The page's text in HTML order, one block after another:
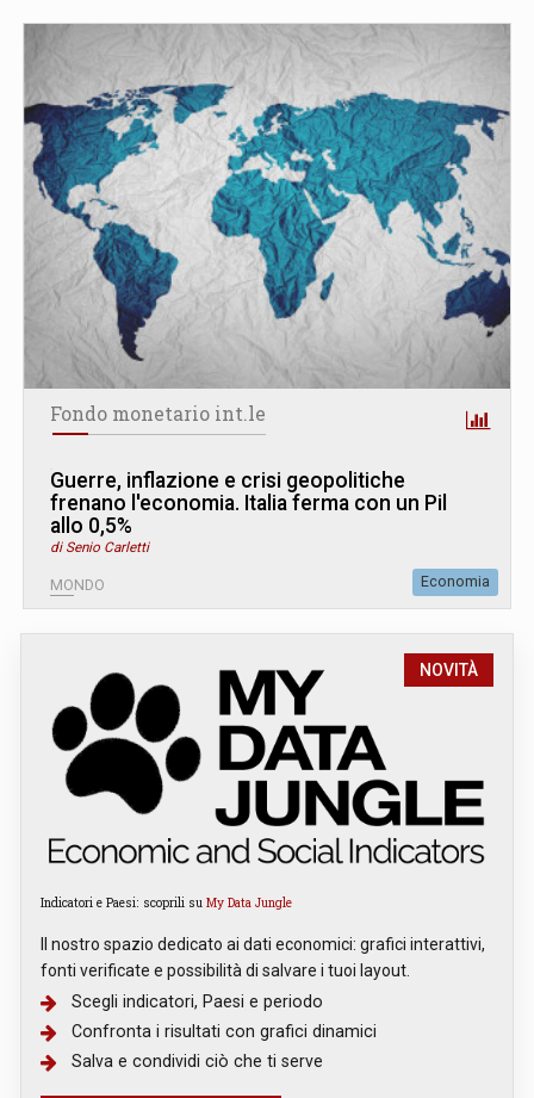
Fondo monetario int.le
Guerre, inflazione e crisi geopolitiche
frenano l'economia. Italia ferma con un Pil
allo 0,5%
di Senio Carletti
MONDO Economia
NOVITÀ
Indicatori e Paesi: scoprili su My Data Jungle
Il nostro spazio dedicato ai dati economici: grafici interattivi,
fonti verificate e possibilità di salvare i tuoi layout.
Scegli indicatori, Paesi e periodo
Confronta i risultati con grafici dinamici
Salva e condividi ciò che ti serve